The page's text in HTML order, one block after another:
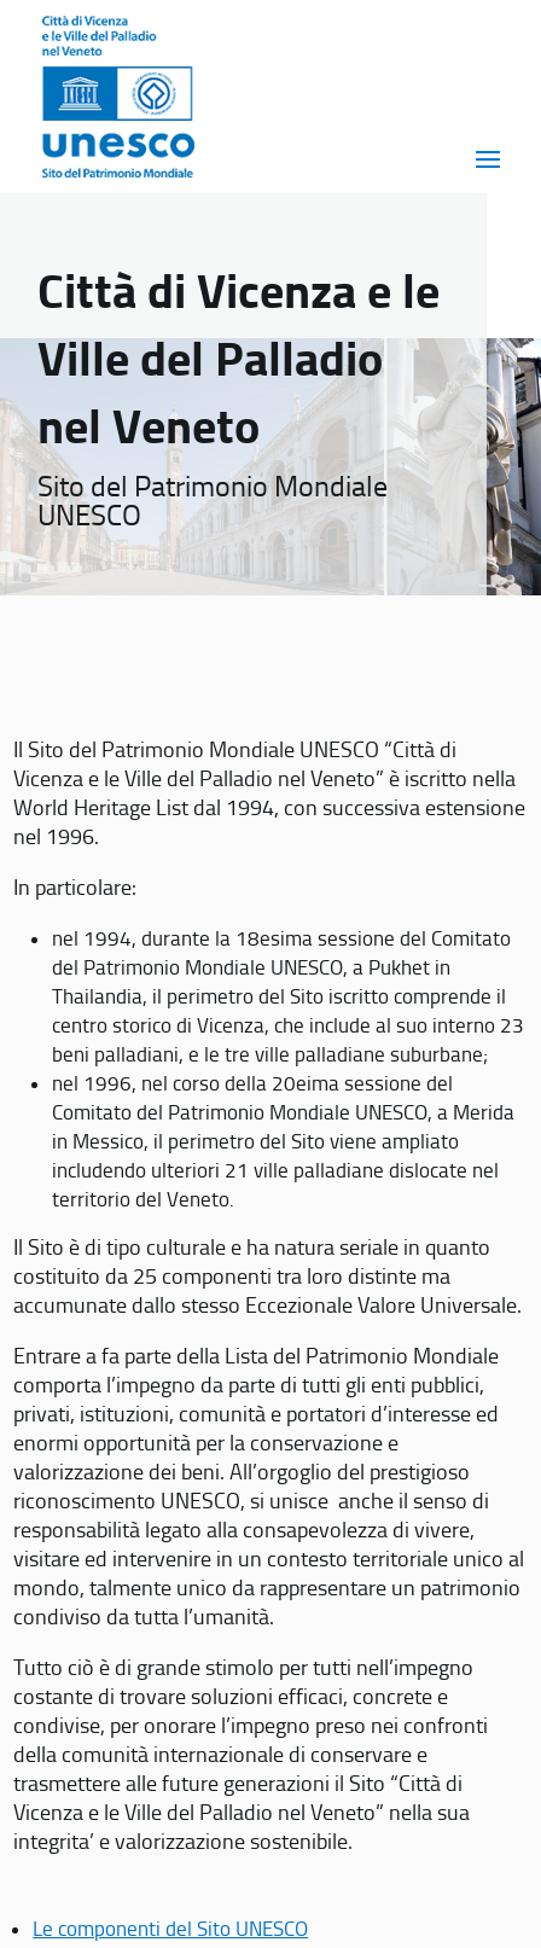
Città di Vicenza e le
Ville del Palladio
nel Veneto
Sito del Patrimonio Mondiale
UNESCO
Il Sito del Patrimonio Mondiale UNESCO “Città di
Vicenza e le Ville del Palladio nel Veneto” è iscritto nella
World Heritage List dal 1994, con successiva estensione
nel 1996.
In particolare:
nel 1994, durante la 18esima sessione del Comitato
del Patrimonio Mondiale UNESCO, a Pukhet in
Thailandia, il perimetro del Sito iscritto comprende il
centro storico di Vicenza, che include al suo interno 23
beni palladiani, e le tre ville palladiane suburbane;
nel 1996, nel corso della 20eima sessione del
Comitato del Patrimonio Mondiale UNESCO, a Merida
in Messico, il perimetro del Sito viene ampliato
includendo ulteriori 21 ville palladiane dislocate nel
territorio del Veneto.
Il Sito è di tipo culturale e ha natura seriale in quanto
costituito da 25 componenti tra loro distinte ma
accumunate dallo stesso Eccezionale Valore Universale.
Entrare a fa parte della Lista del Patrimonio Mondiale
comporta l’impegno da parte di tutti gli enti pubblici,
privati, istituzioni, comunità e portatori d’interesse ed
enormi opportunità per la conservazione e
valorizzazione dei beni. All’orgoglio del prestigioso
riconoscimento UNESCO, si unisce anche il senso di
responsabilità legato alla consapevolezza di vivere,
visitare ed intervenire in un contesto territoriale unico al
mondo, talmente unico da rappresentare un patrimonio
condiviso da tutta l’umanità.
Tutto ciò è di grande stimolo per tutti nell’impegno
costante di trovare soluzioni efficaci, concrete e
condivise, per onorare l’impegno preso nei confronti
della comunità internazionale di conservare e
trasmettere alle future generazioni il Sito “Città di
Vicenza e le Ville del Palladio nel Veneto” nella sua
integrita’ e valorizzazione sostenibile.
Le componenti del Sito UNESCO